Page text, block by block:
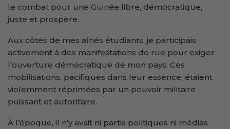
le combat pour une Guinée libre, démocratique,
juste et prospère.
Aux côtés de mes aînés étudiants, je participais
activement à des manifestations de rue pour exiger
l’ouverture démocratique de mon pays. Ces
mobilisations, pacifiques dans leur essence, étaient
violemment réprimées par un pouvoir militaire
puissant et autoritaire.
À l’époque, il n’y avait ni partis politiques ni médias